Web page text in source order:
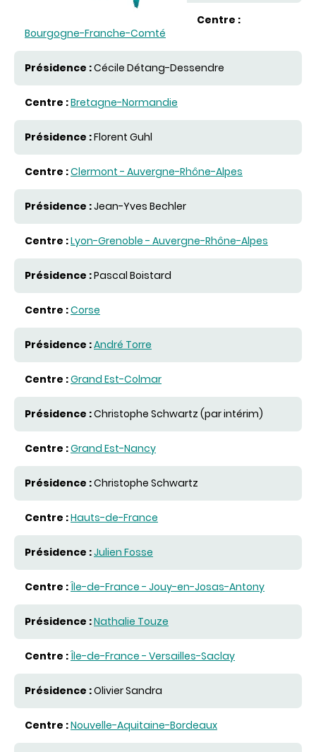
Bourgogne-Franche-Comté
Cécile Détang-Dessendre
Bretagne-Normandie
Florent Guhl
Clermont - Auvergne-Rhône-Alpes
Jean-Yves Bechler
Lyon-Grenoble - Auvergne-Rhône-Alpes
Pascal Boistard
Corse
André Torre
Grand Est-Colmar
Christophe Schwartz (par intérim)
Grand Est-Nancy
Christophe Schwartz
Hauts-de-France
Julien Fosse
Île-de-France - Jouy-en-Josas-Antony
Nathalie Touze
Île-de-France - Versailles-Saclay
Olivier Sandra
Nouvelle-Aquitaine-Bordeaux